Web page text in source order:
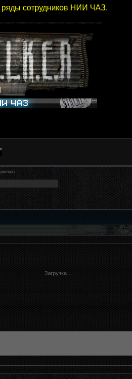
сотрудников НИИ ЧАЗ.
Загрузка…